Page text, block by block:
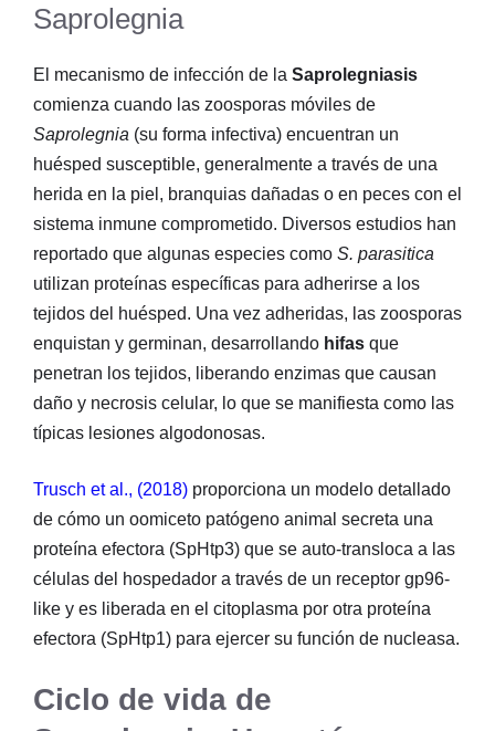
Saprolegnia
El mecanismo de infección de la Saprolegniasis
comienza cuando las zoosporas móviles de
Saprolegnia (su forma infectiva) encuentran un
huésped susceptible, generalmente a través de una
herida en la piel, branquias dañadas o en peces con el
sistema inmune comprometido. Diversos estudios han
reportado que algunas especies como S. parasitica
utilizan proteínas específicas para adherirse a los
tejidos del huésped. Una vez adheridas, las zoosporas
enquistan y germinan, desarrollando hifas que
penetran los tejidos, liberando enzimas que causan
daño y necrosis celular, lo que se manifiesta como las
típicas lesiones algodonosas.
Trusch et al., (2018) proporciona un modelo detallado
de cómo un oomiceto patógeno animal secreta una
proteína efectora (SpHtp3) que se auto-transloca a las
células del hospedador a través de un receptor gp96-
like y es liberada en el citoplasma por otra proteína
efectora (SpHtp1) para ejercer su función de nucleasa.
Ciclo de vida de